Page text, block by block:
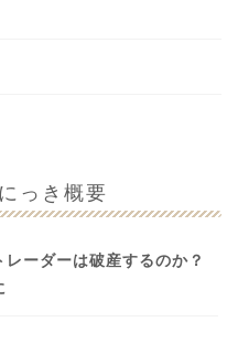
っき概要
ーダーは破産するのか？